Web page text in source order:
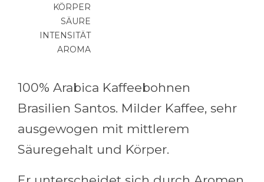
KÖRPER
SÄURE
INTENSITÄT
AROMA
100% Arabica Kaffeebohnen
Brasilien Santos. Milder Kaffee, sehr
ausgewogen mit mittlerem
Säuregehalt und Körper.